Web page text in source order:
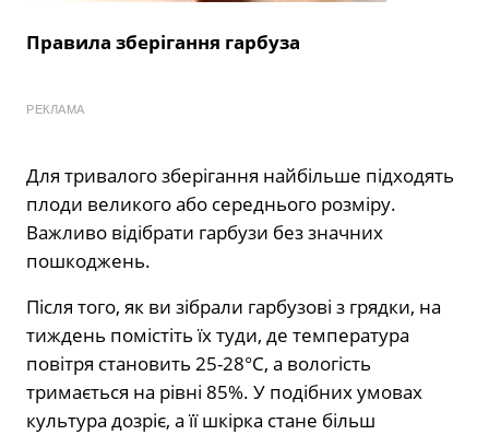
Правила зберігання гарбуза
РЕКЛАМА
Для тривалого зберігання найбільше підходять
плоди великого або середнього розміру.
Важливо відібрати гарбузи без значних
пошкоджень.
Після того, як ви зібрали гарбузові з грядки, на
тиждень помістіть їх туди, де температура
повітря становить 25-28°C, а вологість
тримається на рівні 85%. У подібних умовах
культура дозріє, а її шкірка стане більш